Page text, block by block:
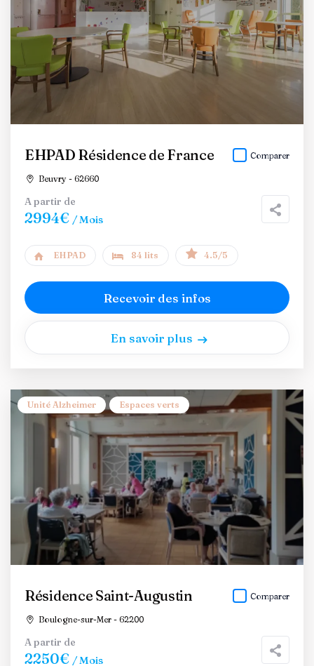
EHPAD Résidence de France
Beuvry - 62660
Comparer
A partir de
2994€ / Mois
EHPAD 84 lits 4.5/5
Recevoir des infos
En savoir plus
Unité Alzheimer Espaces verts
Résidence Saint-Augustin
Boulogne-sur-Mer - 62200
Comparer
A partir de
2250€ / Mois